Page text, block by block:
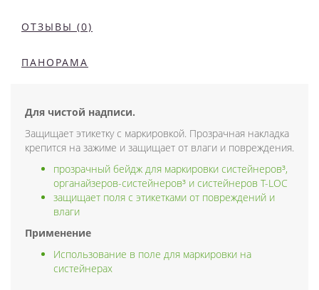
ОТЗЫВЫ (0)
ПАНОРАМА
Для чистой надписи.
Защищает этикетку с маркировкой. Прозрачная накладка
крепится на зажиме и защищает от влаги и повреждения.
прозрачный бейдж для маркировки систейнеров³,
органайзеров-систейнеров³ и систейнеров T-LOC
защищает поля с этикетками от повреждений и
влаги
Применение
Использование в поле для маркировки на
систейнерах